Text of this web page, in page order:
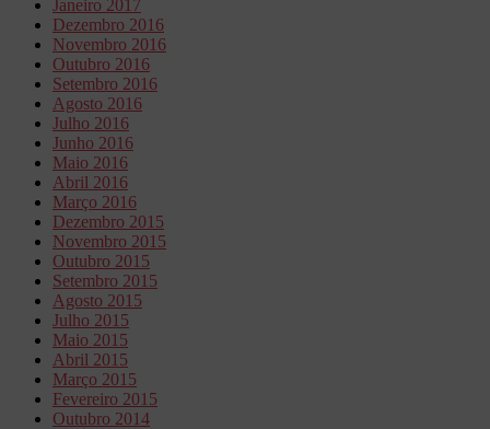
Janeiro 2017
Dezembro 2016
Novembro 2016
Outubro 2016
Setembro 2016
Agosto 2016
Julho 2016
Junho 2016
Maio 2016
Abril 2016
Março 2016
Dezembro 2015
Novembro 2015
Outubro 2015
Setembro 2015
Agosto 2015
Julho 2015
Maio 2015
Abril 2015
Março 2015
Fevereiro 2015
Outubro 2014